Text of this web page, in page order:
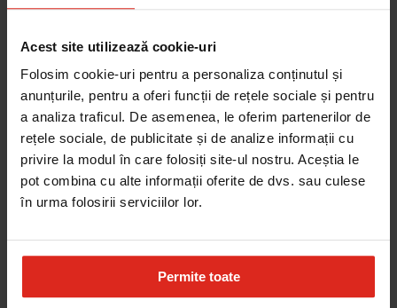
Acest site utilizează cookie-uri
Folosim cookie-uri pentru a personaliza conținutul și
anunțurile, pentru a oferi funcții de rețele sociale și pentru
a analiza traficul. De asemenea, le oferim partenerilor de
rețele sociale, de publicitate și de analize informații cu
privire la modul în care folosiți site-ul nostru. Aceștia le
pot combina cu alte informații oferite de dvs. sau culese
în urma folosirii serviciilor lor.
Permite toate
Accesorii
Cautare dupa produse
Cautare dupa piesa
Cautare dupa produse
Cautare dupa piesa
Catalog
Devino partener
Parteneri
Account